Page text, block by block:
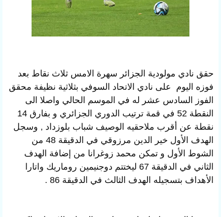
حقق نادي مولودية الجزائر سهرة الامس ثلاث نقاط بعد
فوزه اليوم على نادي الاتحاد السوفي بثلاثية نظيفة محقق
الفوز السادس عشر له في الموسم الحالي واصلا الى
النقطة 52 في قمة ترتيب الدوري الجزائري و بفارق 14
نقطة عن أقرب ملاحقيه الوصيف شباب بلوزداد , وسجل
الهدف الأول خير الدين مرزوقي في الدقيقة 48 من
الشوط الأول و تمكن محمد زوغرانا من إضافة الهدف
الثاني في الدقيقة 67 ليختتم دوجنيمين روماريك واتارا
الأهداف بتسجيله الهدف الثالث في الدقيقة 86 .